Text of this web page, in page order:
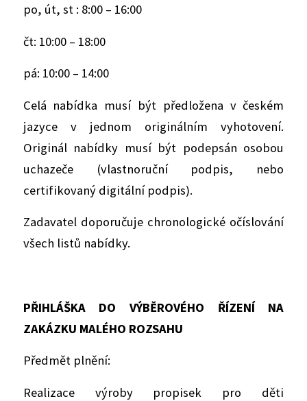
po, út, st : 8:00 – 16:00
čt: 10:00 – 18:00
pá: 10:00 – 14:00
Celá nabídka musí být předložena v českém
jazyce v jednom originálním vyhotovení.
Originál nabídky musí být podepsán osobou
uchazeče (vlastnoruční podpis, nebo
certifikovaný digitální podpis).
Zadavatel doporučuje chronologické očíslování
všech listů nabídky.
PŘIHLÁŠKA DO VÝBĚROVÉHO ŘÍZENÍ NA
ZAKÁZKU MALÉHO ROZSAHU
Předmět plnění:
Realizace výroby propisek pro děti